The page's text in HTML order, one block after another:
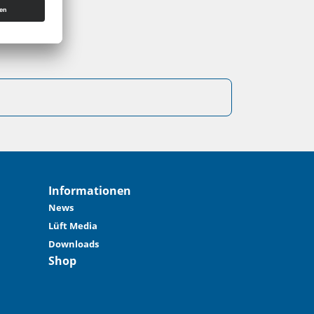
Informationen
News
Lüft Media
Downloads
Shop